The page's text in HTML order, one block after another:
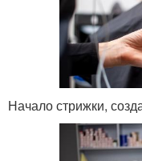
Начало стрижки,